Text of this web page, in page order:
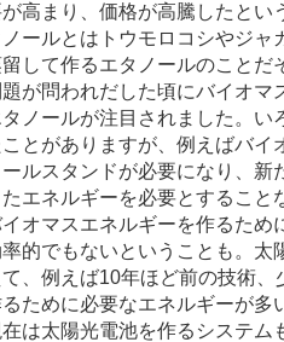
高まり、価格が高騰したとい
ノールとはトウモロコシやジ
して作るエタノールのことだ
が問われだした頃にバイオマ
ノールが注目されました。い
とがありますが、例えばバイ
ルスタンドが必要になり、新
エネルギーを必要とすること
オマスエネルギーを作るため
的でもないということも。太
、例えば10年ほど前の技術
ために必要なエネルギーが多
は太陽光電池を作るシステム